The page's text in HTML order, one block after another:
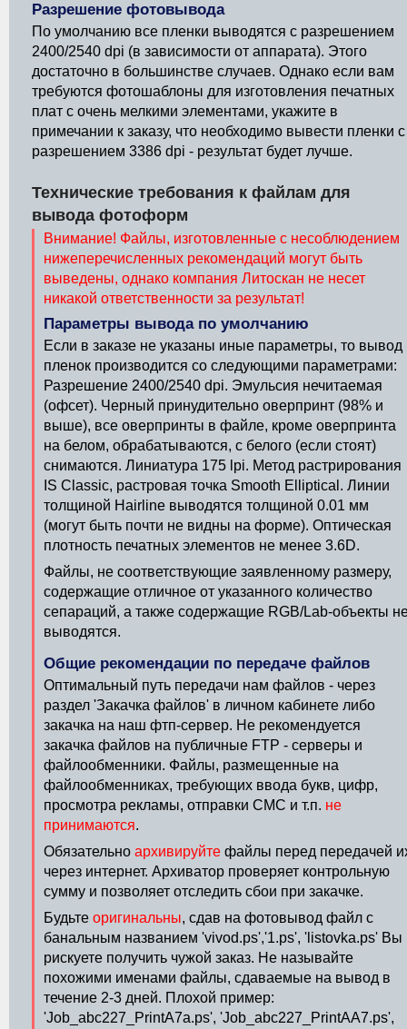
Разрешение фотовывода
По умолчанию все пленки выводятся с разрешением
2400/2540 dpi (в зависимости от аппарата). Этого
достаточно в большинстве случаев. Однако если вам
требуются фотошаблоны для изготовления печатных
плат с очень мелкими элементами, укажите в
примечании к заказу, что необходимо вывести пленки с
разрешением 3386 dpi - результат будет лучше.
Технические требования к файлам для
вывода фотоформ
Внимание! Файлы, изготовленные с несоблюдением
нижеперечисленных рекомендаций могут быть
выведены, однако компания Литоскан не несет
никакой ответственности за результат!
Параметры вывода по умолчанию
Если в заказе не указаны иные параметры, то вывод
пленок производится со следующими параметрами:
Разрешение 2400/2540 dpi. Эмульсия нечитаемая
(офсет). Черный принудительно оверпринт (98% и
выше), все оверпринты в файле, кроме оверпринта
на белом, обрабатываются, с белого (если стоят)
снимаются. Линиатура 175 lpi. Метод растрирования
IS Classic, растровая точка Smooth Elliptical. Линии
толщиной Hairline выводятся толщиной 0.01 мм
(могут быть почти не видны на форме). Оптическая
плотность печатных элементов не менее 3.6D.
Файлы, не соответствующие заявленному размеру,
содержащие отличное от указанного количество
сепараций, а также содержащие RGB/Lab-объекты
выводятся.
Общие рекомендации по передаче файлов
Оптимальный путь передачи нам файлов - через
раздел 'Закачка файлов' в личном кабинете либо
закачка на наш фтп-сервер. Не рекомендуется
закачка файлов на публичные FTP - серверы и
файлообменники. Файлы, размещенные на
файлообменниках, требующих ввода букв, цифр,
просмотра рекламы, отправки СМС и т.п. не
принимаются.
Обязательно архивируйте файлы перед передачей
через интернет. Архиватор проверяет контрольную
сумму и позволяет отследить сбои при закачке.
Будьте оригинальны, сдав на фотовывод файл с
банальным названием 'vivod.ps','1.ps', 'listovka.ps' Вы
рискуете получить чужой заказ. Не называйте
похожими именами файлы, сдаваемые на вывод в
течение 2-3 дней. Плохой пример:
'Job_abc227_PrintA7a.ps', 'Job_abc227_PrintAA7.ps',